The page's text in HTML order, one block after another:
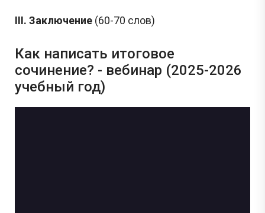
III. Заключение (60-70 слов)
Как написать итоговое
сочинение? - вебинар (2025-2026
учебный год)